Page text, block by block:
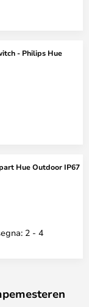
- Philips Hue
Hue Outdoor IP67
2 - 4